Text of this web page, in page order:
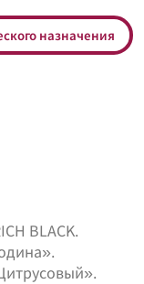
назначения
BLACK.